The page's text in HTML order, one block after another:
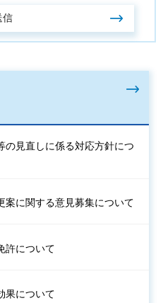
の見直しに係る対応方針につ
案に関する意見募集について
許について
果について